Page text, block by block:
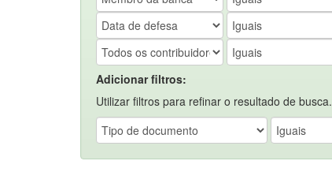
Adicionar filtros:
Utilizar filtros para refinar o resultado de busca.